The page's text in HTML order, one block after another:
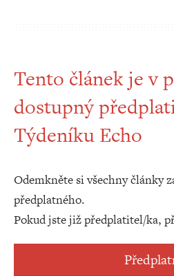
Tento článek je v
dostupný
Týdeníku Echo
Odemkněte si všechny články
předplatného.
Pokud jste již předplatitel/ka,